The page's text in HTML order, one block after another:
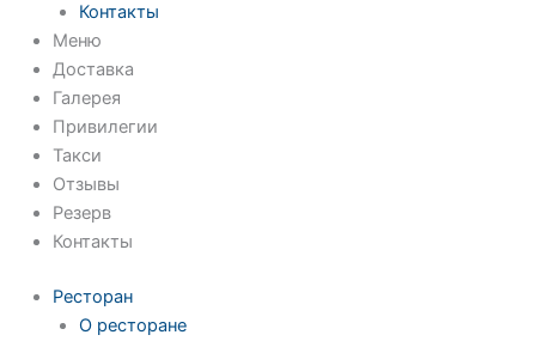
Контакты
Меню
Доставка
Галерея
Привилегии
Такси
Отзывы
Резерв
Контакты
Ресторан
О ресторане